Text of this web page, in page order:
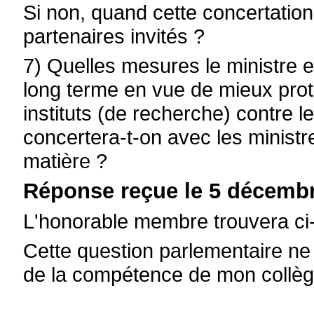
Si non, quand cette
partenaires invités ?
7) Quelles mesures le ministre
long terme en vue de mieux
instituts (de recherche) contre
concertera-t-on avec les
matière ?
Réponse reçue le 5
L'honorable membre trouvera
Cette question parlementaire
de la compétence de mon